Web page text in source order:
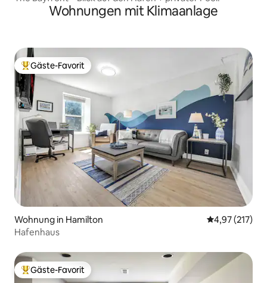
Wohnungen mit Klimaanlage
Beliebter Gäste-Favorit.
Gäste-Favorit
Wohnung in Hamilton
4,97 (217)
Hafenhaus
Beliebter Gäste-Favorit.
Gäste-Favorit